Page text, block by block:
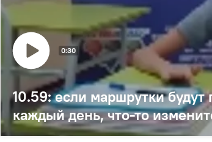
10.59: если маршрутки будут
каждый день, что-то
0:30